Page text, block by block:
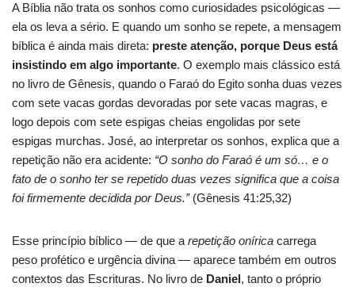
A Bíblia não trata os sonhos como curiosidades psicológicas —
ela os leva a sério. E quando um sonho se repete, a mensagem
bíblica é ainda mais direta: preste atenção, porque Deus está
insistindo em algo importante. O exemplo mais clássico está
no livro de Gênesis, quando o Faraó do Egito sonha duas vezes
com sete vacas gordas devoradas por sete vacas magras, e
logo depois com sete espigas cheias engolidas por sete
espigas murchas. José, ao interpretar os sonhos, explica que a
repetição não era acidente: “O sonho do Faraó é um só… e o
fato de o sonho ter se repetido duas vezes significa que a coisa
foi firmemente decidida por Deus.”(Gênesis 41:25,32)
Esse princípio bíblico — de que a repetição onírica carrega
peso profético e urgência divina — aparece também em outros
contextos das Escrituras. No livro de Daniel, tanto o próprio